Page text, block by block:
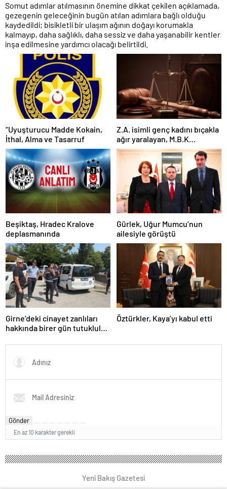
Somut adımlar atılmasının önemine dikkat çekilen açıklamada,
gezegenin geleceğinin bugün atılan adımlara bağlı olduğu
kaydedildi; bisikletli bir ulaşım ağının doğayı korumakla
kalmayıp, daha sağlıklı, daha sessiz ve daha yaşanabilir kentler
inşa edilmesine yardımcı olacağı belirtildi.
“Uyuşturucu Madde Kokain,
İthal, Alma ve Tasarruf
Z.A. isimli genç kadını bıçakla
ağır yaralayan, M.B.K
mahkemeye çıkarıldı
Beşiktaş, Hradec Kralove
deplasmanında
Gürlek, Uğur Mumcu’nun
ailesiyle görüştü
Girne’deki cinayet zanlıları
hakkında birer gün tutukluluk
Öztürkler, Kaya’yı kabul etti
Gönder
En az 10 karakter gerekli
Yeni Bakış Gazetesi